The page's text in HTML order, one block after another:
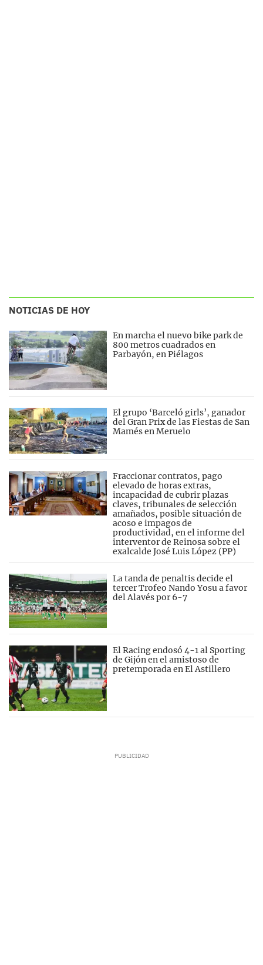
NOTICIAS DE HOY
En marcha el nuevo bike park de
800 metros cuadrados en
Parbayón, en Piélagos
El grupo ‘Barceló girls’, ganador
del Gran Prix de las Fiestas de San
Mamés en Meruelo
Fraccionar contratos, pago
elevado de horas extras,
incapacidad de cubrir plazas
claves, tribunales de selección
amañados, posible situación de
acoso e impagos de
productividad, en el informe del
interventor de Reinosa sobre el
exalcalde José Luis López (PP)
La tanda de penaltis decide el
tercer Trofeo Nando Yosu a favor
del Alavés por 6-7
El Racing endosó 4-1 al Sporting
de Gijón en el amistoso de
pretemporada en El Astillero